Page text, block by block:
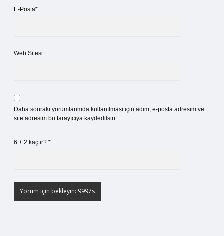
E-Posta*
Web Sitesi
Daha sonraki yorumlarımda kullanılması için adım, e-posta adresim ve
site adresim bu tarayıcıya kaydedilsin.
6 + 2 kaçtır? *